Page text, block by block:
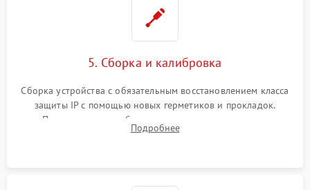
5. Сборка и калибровка
Сборка устройства с обязательным восстановлением класса
защиты IP с помощью новых герметиков и прокладок.
Программная калибровка матрицы по эталонному
абсолютно черному телу для точного измерения температур.
Подробнее